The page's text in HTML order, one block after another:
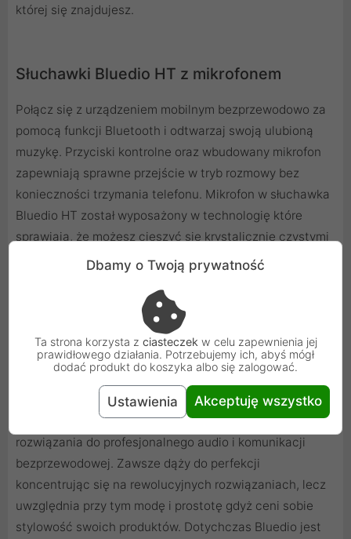
której się znajdujesz.
Słuchawki Bluedio HT z mikrofonem
Połącz się z urządzeniem mobilnym bezprzewodowo za
pomocą funkcji Bluetooth i odtwarzaj swoją ulubioną
muzykę. Przyciski kontrolne oraz wbudowany mikrofon
zapewniają sprawne przejście w tryb rozmowy bez
konieczności trzymania telefonu. Mikrofon w słuchawka
Bluedio HT został wyposażony w technologię które
sprawiają, że możesz cieszyć się krystalicznie czystymi
rozmowami. Od teraz nie musisz już zdejmować
Styl i jakość Bluedio
Bluedio to firma która, jest pionierem w dziedzinie
przenośnych urządzeń audio. Dostarcza ona
rozwiązania do profesjonalnego audio i komunikacji
bezprzewodowej. Zawsze dąży do perfekcji
koncentrując się na rewolucyjnych rozwiązaniach, lecz
uwzględnia przy tym modę i prostotę gdyż ceni sobie
stylowość swoich produktów. Dotychczas Bluedio jest
Dbamy o Twoją prywatność
Ta strona korzysta z ciasteczek w celu zapewnienia jej
prawidłowego działania. Potrzebujemy ich, abyś mógł
dodać produkt do koszyka albo się zalogować.
Ustawienia Akceptuję wszystko